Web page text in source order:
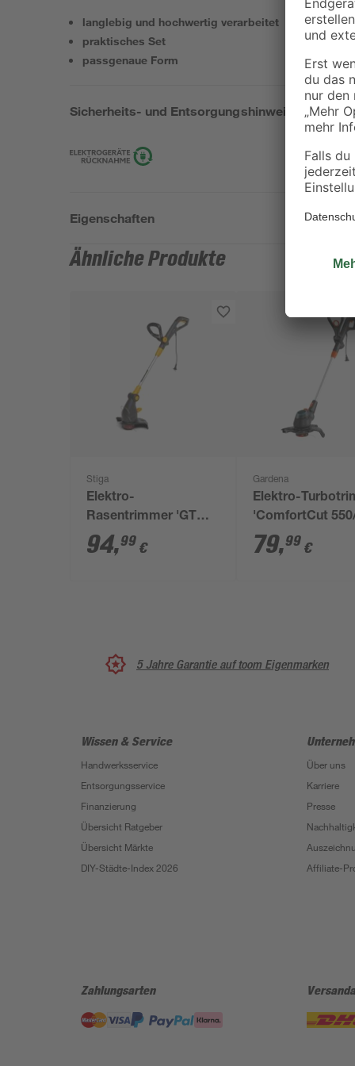
langlebig und hochwertig verarbeitet
praktisches Set
passgenaue Form
Sicherheits- und Entsorgungshinweise
Eigenschaften
Ähnliche Produkte
Stiga
Elektro-
Rasentrimmer 'GT
106c' 600 W
94,99 €
Gardena
Elektro-
'ComfortCut
79,99 €
5 Jahre Garantie auf toom Eigenmarken
Wissen & Service
Handwerksservice
Entsorgungsservice
Finanzierung
Übersicht Ratgeber
Übersicht Märkte
DIY-Städte-Index 2026
Über uns
Karriere
Presse
Affiliate-
Zahlungsarten